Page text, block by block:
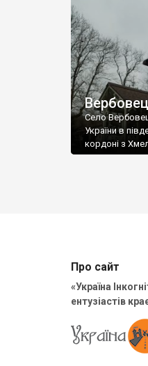
Село
України в
кордоні з
двох схилах
Про сайт
«Україна
ентузіастів